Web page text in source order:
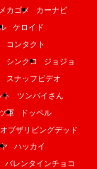
カゴメ
カーナビ
ケロイド
コンタクト
シンクロ
ジョジョ
スナッフビデオ
ト
ツンバイさん
軍
ドッペル
ブザリビングデッド
ハッカイ
バレンタインチョコ